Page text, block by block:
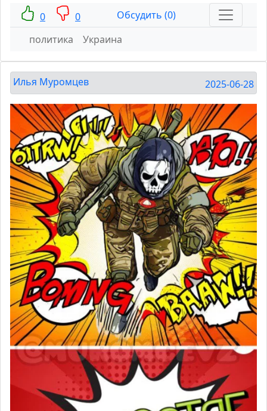
0 0
Обсудить (0)
политика
Украина
Илья Муромцев 2025-06-28